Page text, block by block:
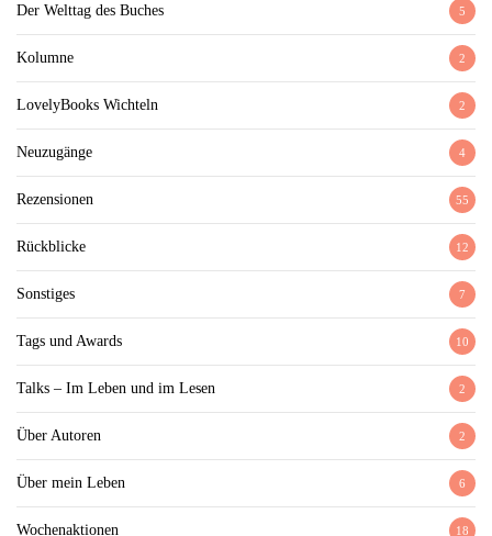
Der Welttag des Buches 5
Kolumne 2
LovelyBooks Wichteln 2
Neuzugänge 4
Rezensionen 55
Rückblicke 12
Sonstiges 7
Tags und Awards 10
Talks – Im Leben und im Lesen 2
Über Autoren 2
Über mein Leben 6
Wochenaktionen 18